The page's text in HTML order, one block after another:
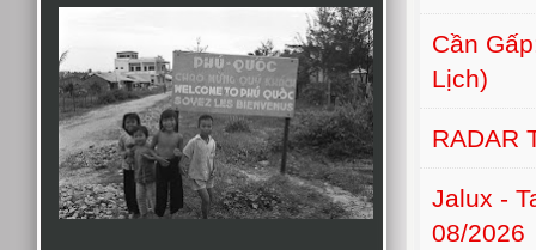
Cần
Lịch)
RADAR
Jalux -
08/2026